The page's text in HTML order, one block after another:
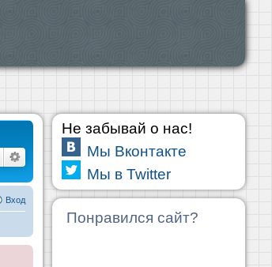
Вход
Не забывай о нас!
Мы Вконтакте
Мы в Twitter
Понравился сайт?